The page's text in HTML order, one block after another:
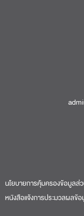
นโยบายการคุ้มครองข้อมูลส่
หนังสือแจ้งการประมวลผลข้